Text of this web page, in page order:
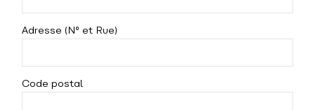
Adresse (N° et Rue)
Code postal